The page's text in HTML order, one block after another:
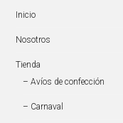
Inicio
Nosotros
Tienda
– Avíos de confección
– Carnaval